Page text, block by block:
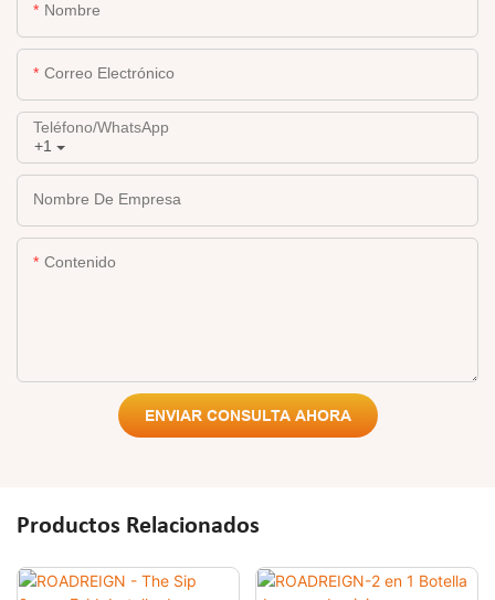
Nombre
Correo Electrónico
+1
Teléfono/WhatsApp
Nombre De Empresa
Contenido
ENVIAR CONSULTA AHORA
Productos Relacionados